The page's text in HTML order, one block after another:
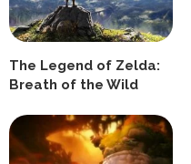
The Legend of Zelda:
Breath of the Wild